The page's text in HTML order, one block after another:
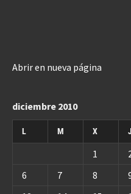
Abrir en nueva página
diciembre 2010
L M X J
1
6
7 8